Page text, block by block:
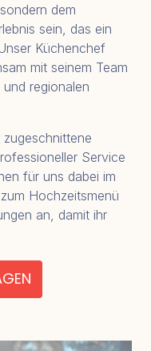
dem
sein, das ein
Küchenchef
mit seinem Team
regionalen
Service
für uns dabei im
Hochzeitsmenü
an, damit ihr